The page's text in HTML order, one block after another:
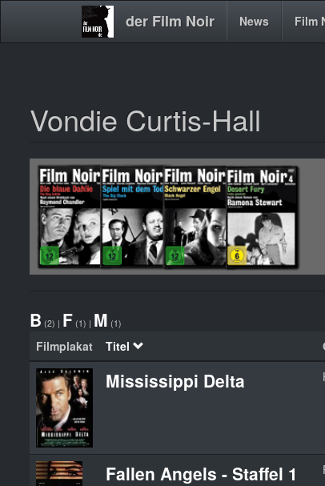
Direkt
der Film Noir
Main News Film
Vondie Curtis-Hall
B (2) | F (1) | M (1)
Filmplakat Titel
Mississippi Delta
Fallen Angels - Staffel 1